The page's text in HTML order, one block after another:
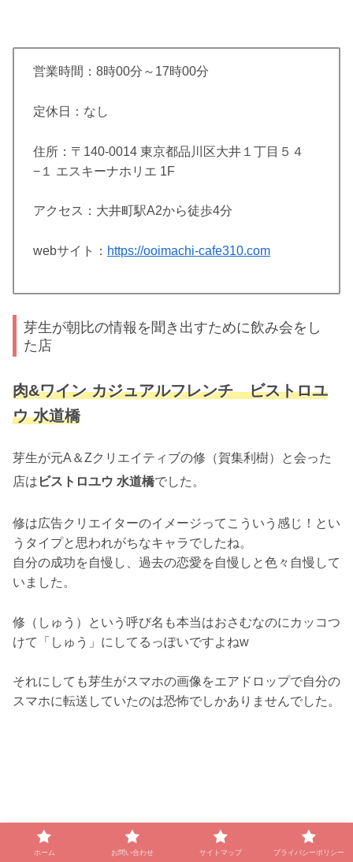
営業時間：8時00分～17時00分
定休日：なし
住所：〒140-0014 東京都品川区大井１丁目５４
−１ エスキーナホリエ 1F
アクセス：大井町駅A2から徒歩4分
webサイト： https://ooimachi-cafe310.com
芽生が朝比の情報を聞き出すために飲み会をし
た店
肉&ワイン カジュアルフレンチ ビストロユ
ウ 水道橋
芽生が元A＆Zクリエイティブの修（賀集利樹）と会った
店は ビストロユウ 水道橋でした。
修は広告クリエイターのイメージってこういう感じ！とい
うタイプと思われがちなキャラでしたね。
自分の成功を自慢し、過去の恋愛を自慢しと色々自慢して
いました。
修（しゅう）という呼び名も本当はおさむなのにカッコつ
けて「しゅう」にしてるっぽいですよねw
それにしても芽生がスマホの画像をエアドロップで自分の
スマホに転送していたのは恐怖でしかありませんでした。
ホーム お問い合わせ サイトマップ プライバシーポリシー